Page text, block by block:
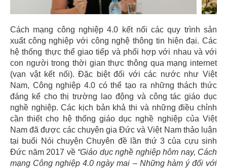
Cách mạng công nghiệp 4.0 kết nối các quy trình sản
xuất công nghiệp với công nghệ thông tin hiện đại. Các
hệ thống thực thể giao tiếp và phối hợp với nhau và với
con người trong thời gian thực thông qua mạng internet
(vạn vật kết nối). Đặc biệt đối với các nước như Việt
Nam, Công nghiệp 4.0 có thể tạo ra những thách thức
đáng kể cho thị trường lao động và công tác giáo dục
nghề nghiệp. Các kịch bản khả thi và những điều chỉnh
cần thiết cho hệ thống giáo dục nghề nghiệp của Việt
Nam đã được các chuyên gia Đức và Việt Nam thảo luận
tại buổi Nói chuyện Chuyên đề lần thứ 3 của cựu sinh
Đức năm 2017 về “Giáo dục nghề nghiệp hôm nay, Cách
mạng Công nghiệp 4.0 ngày mai – Những hàm ý đối với